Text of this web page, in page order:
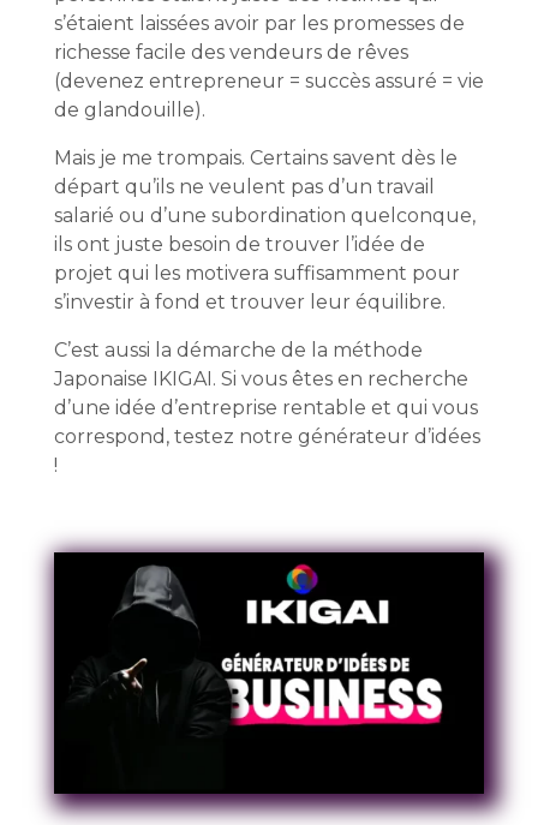
s’étaient laissées avoir par les promesses de
richesse facile des vendeurs de rêves
(devenez entrepreneur = succès assuré = vie
de glandouille).
Mais je me trompais. Certains savent dès le
départ qu’ils ne veulent pas d’un travail
salarié ou d’une subordination quelconque,
ils ont juste besoin de trouver l’idée de
projet qui les motivera suffisamment pour
s’investir à fond et trouver leur équilibre.
C’est aussi la démarche de la méthode
Japonaise IKIGAI. Si vous êtes en recherche
d’une idée d’entreprise rentable et qui vous
correspond, testez notre générateur d’idées
!